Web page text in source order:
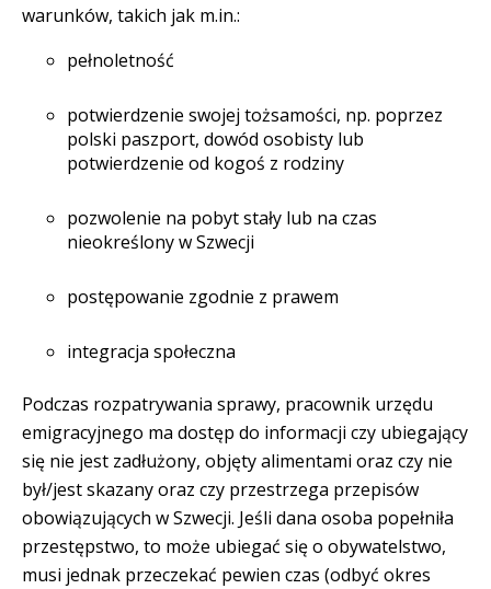
warunków, takich jak m.in.:
pełnoletność
potwierdzenie swojej tożsamości, np. poprzez
polski paszport, dowód osobisty lub
potwierdzenie od kogoś z rodziny
pozwolenie na pobyt stały lub na czas
nieokreślony w Szwecji
postępowanie zgodnie z prawem
integracja społeczna
Podczas rozpatrywania sprawy, pracownik urzędu
emigracyjnego ma dostęp do informacji czy ubiegający
się nie jest zadłużony, objęty alimentami oraz czy nie
był/jest skazany oraz czy przestrzega przepisów
obowiązujących w Szwecji. Jeśli dana osoba popełniła
przestępstwo, to może ubiegać się o obywatelstwo,
musi jednak przeczekać pewien czas (odbyć okres